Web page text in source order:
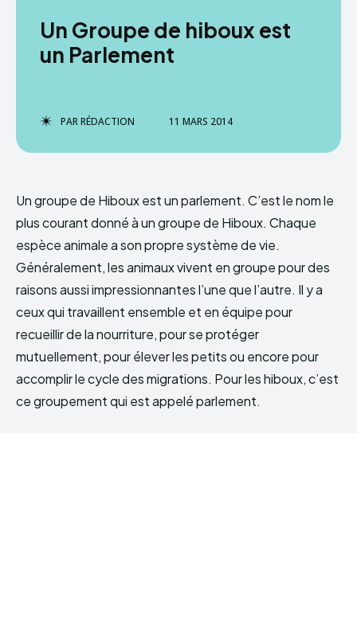
Un Groupe de hiboux est
un Parlement
PARRÉDACTION 11 MARS 2014
Un groupe de Hiboux est un parlement. C’est le nom le
plus courant donné à un groupe de Hiboux. Chaque
espèce animale a son propre système de vie.
Généralement, les animaux vivent en groupe pour des
raisons aussi impressionnantes l’une que l’autre. Il y a
ceux qui travaillent ensemble et en équipe pour
recueillir de la nourriture, pour se protéger
mutuellement, pour élever les petits ou encore pour
accomplir le cycle des migrations. Pour les hiboux, c’est
ce groupement qui est appelé parlement.